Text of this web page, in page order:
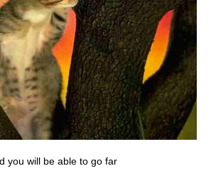
you will be able to go far